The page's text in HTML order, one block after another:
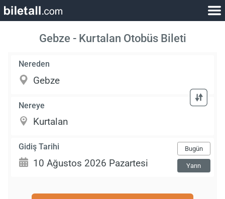
Gebze - Kurtalan Otobüs Bileti
Nereden
Nereye
Gidiş Tarihi Bugün
Yarın